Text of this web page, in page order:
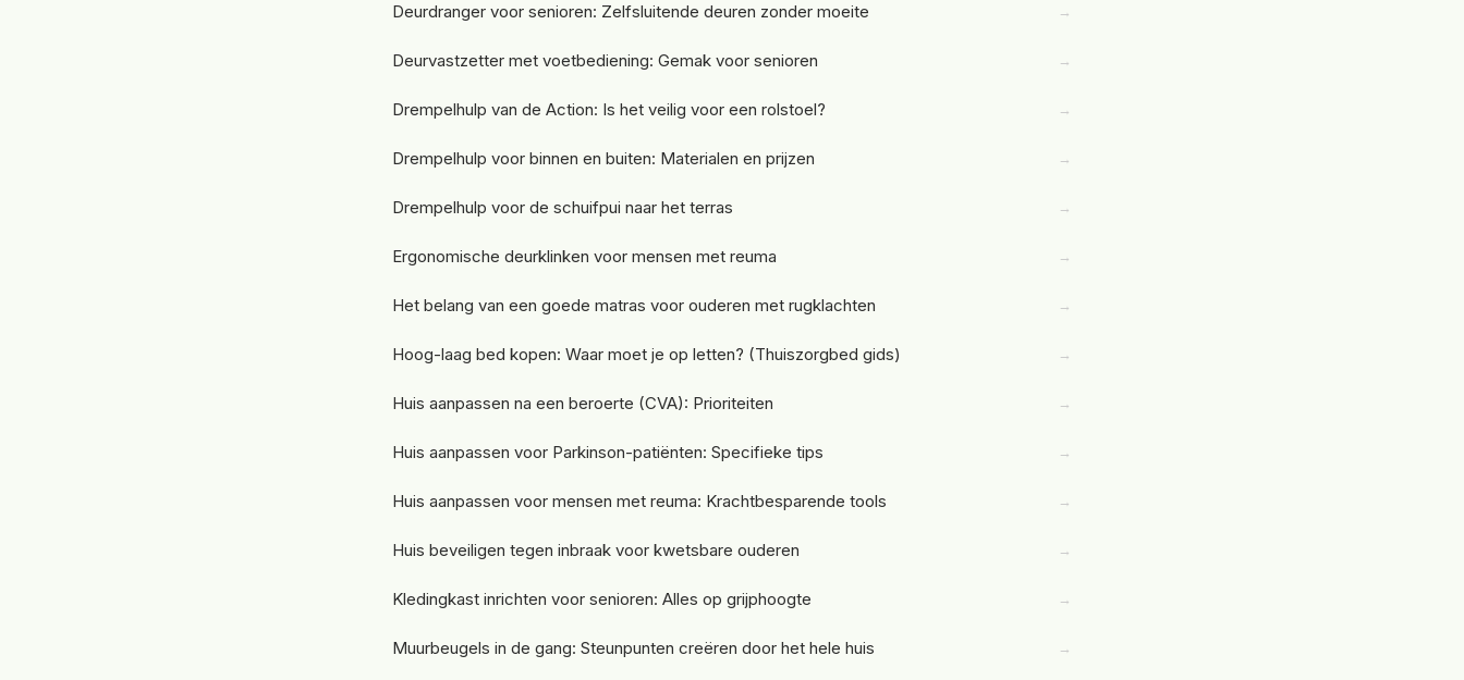
Deurdranger voor senioren: Zelfsluitende deuren zonder moeite →
Deurvastzetter met voetbediening: Gemak voor senioren →
Drempelhulp van de Action: Is het veilig voor een rolstoel? →
Drempelhulp voor binnen en buiten: Materialen en prijzen →
Drempelhulp voor de schuifpui naar het terras →
Ergonomische deurklinken voor mensen met reuma →
Het belang van een goede matras voor ouderen met rugklachten →
Hoog-laag bed kopen: Waar moet je op letten? (Thuiszorgbed gids) →
Huis aanpassen na een beroerte (CVA): Prioriteiten →
Huis aanpassen voor Parkinson-patiënten: Specifieke tips →
Huis aanpassen voor mensen met reuma: Krachtbesparende tools →
Huis beveiligen tegen inbraak voor kwetsbare ouderen →
Kledingkast inrichten voor senioren: Alles op grijphoogte →
Muurbeugels in de gang: Steunpunten creëren door het hele huis →